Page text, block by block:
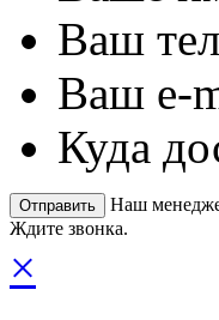
Ваш
Ваш e-
Куда
Наш
Ждите звонка.
×